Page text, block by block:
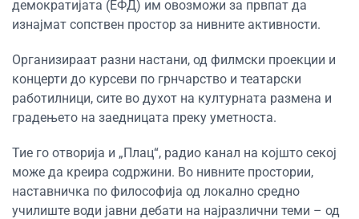
демократијата (ЕФД) им овозможи за првпат да
изнајмат сопствен простор за нивните активности.
Организираат разни настани, од филмски проекции и
концерти до курсеви по грнчарство и театарски
работилници, сите во духот на културната размена и
градењето на заедницата преку уметноста.
Тие го отворија и „Плац“, радио канал на којшто секој
може да креира содржини. Во нивните простории,
наставничка по философија од локално средно
училиште води јавни дебати на најразлични теми – од